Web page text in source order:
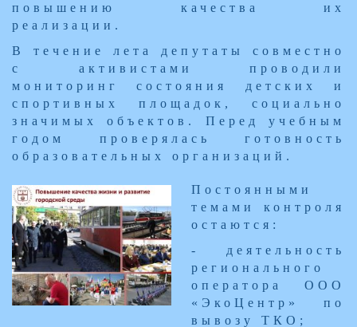
повышению качества их
реализации.
В течение лета депутаты совместно
с активистами проводили
мониторинг состояния детских и
спортивных площадок, социально
значимых объектов. Перед учебным
годом проверялась готовность
образовательных организаций.
​Постоянными
темами контроля
остаются:
- деятельность
регионального
оператора ООО
«ЭкоЦентр» по
вывозу ТКО;